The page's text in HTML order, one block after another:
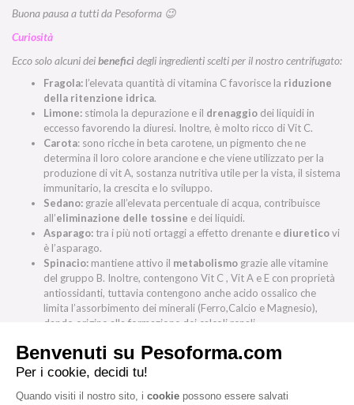
Buona pausa a tutti da Pesoforma 😉
Curiosità
Ecco solo alcuni deibeneficidegli ingredienti scelti per il nostro centrifugato:
Fragola: l’elevata quantità di vitamina C favorisce la riduzione
della ritenzione idrica.
Limone: stimola la depurazione e il drenaggio dei liquidi in
eccesso favorendo la diuresi. Inoltre, è molto ricco di Vit C.
Carota: sono ricche in beta carotene, un pigmento che ne
determina il loro colore arancione e che viene utilizzato per la
produzione di vit A, sostanza nutritiva utile per la vista, il sistema
immunitario, la crescita e lo sviluppo.
Sedano: grazie all’elevata percentuale di acqua, contribuisce
all’eliminazione delle tossine e dei liquidi.
Asparago: tra i più noti ortaggi a effetto drenante e diureticovi
è l’asparago.
Spinacio: mantiene attivo il metabolismo grazie alle vitamine
del gruppo B. Inoltre, contengono Vit C , Vit A e E con proprietà
antiossidanti, tuttavia contengono anche acido ossalico che
limita l’assorbimento dei minerali (Ferro,Calcio e Magnesio),
dando origine alla formazione dei calcoli renali.
l’eliminazione dei liquidi in eccesso ed èipocalorica. Nel frutto,
ma soprattutto nel gambo si trova la bromelina, un insieme di